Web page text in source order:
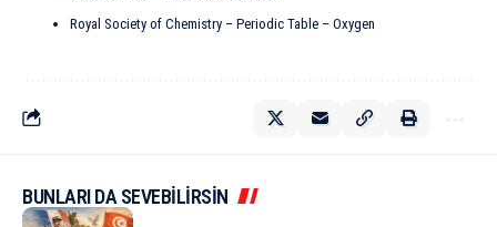
Royal Society of Chemistry – Periodic Table – Oxygen
BUNLARI DA SEVEBİLİRSİN
KÜLTÜR